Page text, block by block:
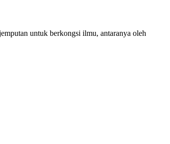
untuk berkongsi ilmu, antaranya oleh